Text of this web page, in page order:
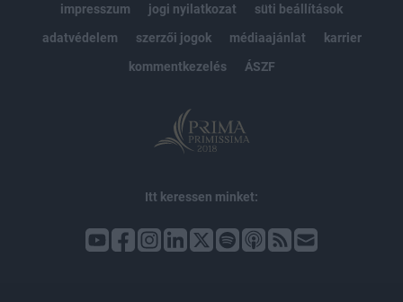
impresszum
jogi nyilatkozat
süti beállítások
adatvédelem
szerzői jogok médiaajánlat
karrier
kommentkezelés
ÁSZF
Itt keressen minket: